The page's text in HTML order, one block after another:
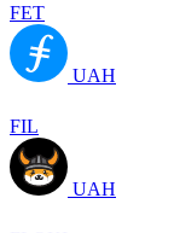
FET
UAH
FIL
UAH